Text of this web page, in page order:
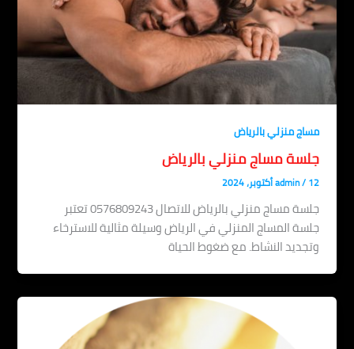
مساج منزلي بالرياض
جلسة مساج منزلي بالرياض
admin/12 أكتوبر، 2024
جلسة مساج منزلي بالرياض للاتصال 0576809243 تعتبر
جلسة المساج المنزلي في الرياض وسيلة مثالية للاسترخاء
وتجديد النشاط. مع ضغوط الحياة